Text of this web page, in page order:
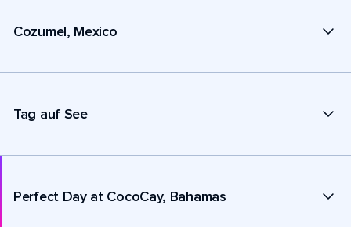
Cozumel, Mexico
Tag auf See
Perfect Day at CocoCay, Bahamas